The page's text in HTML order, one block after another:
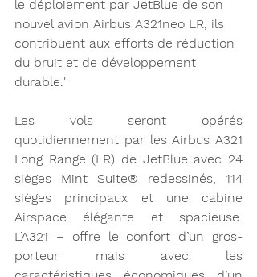
le déploiement par JetBlue de son
nouvel avion Airbus A321neo LR, ils
contribuent aux efforts de réduction
du bruit et de développement
durable."
Les vols seront opérés
quotidiennement par les Airbus A321
Long Range (LR) de JetBlue avec 24
sièges Mint Suite® redessinés, 114
sièges principaux et une cabine
Airspace élégante et spacieuse.
L’A321 – offre le confort d’un gros-
porteur mais avec les